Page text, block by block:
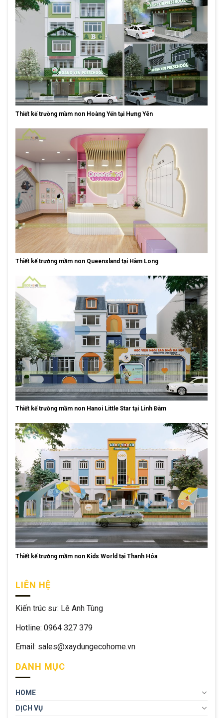
Thiết kế trường mầm non Hoàng Yến tại Hưng Yên
Thiết kế trường mầm non Queensland tại Hàm Long
Thiết kế trường mầm non Hanoi Little Star tại Linh Đàm
Thiết kế trường mầm non Kids World tại Thanh Hóa
LIÊN HỆ
Kiến trúc sư: Lê Anh Tùng
Hotline: 0964 327 379
Email: sales@xaydungecohome.vn
DANH MỤC
HOME
DỊCH VỤ